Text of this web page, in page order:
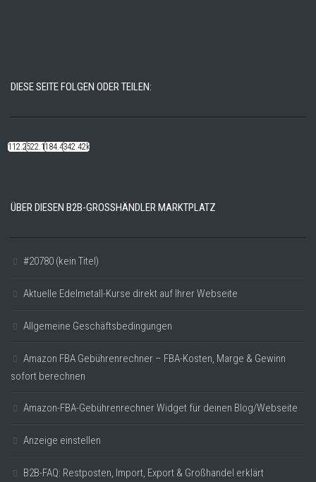
DIESE SEITE FOLGEN ODER TEILEN:
112.22k522.14k184.48k342.42k
ÜBER DIESEN B2B-GROSSHÄNDLER MARKTPLATZ
#20780 (kein Titel)
Aktuelle Edelmetall-Kurse direkt auf Ihrer Webseite
Allgemeine Geschäftsbedingungen
Amazon FBA Gebührenrechner – FBA-Kosten, Marge & Gewinn
sofort berechnen
Amazon-FBA-Gebührenrechner Widget für deinen Blog/Webseite
Anzeige einstellen
B2B-FAQ: Restposten, Import, Export & Großhandel erklärt